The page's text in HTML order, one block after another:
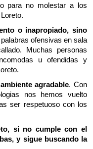
para no molestar a los
o inapropiado, sino
ofensivas en sala
Muchas personas
u ofendidas y
agradable. Con
nos hemos vuelto
ser respetuoso con los
si no cumple con el
y sigue buscando la